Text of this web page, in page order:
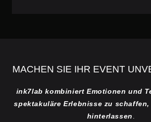
MACHEN SIE IHR EVENT
ink7lab kombiniert Emotionen und
spektakuläre Erlebnisse zu
hinterlassen